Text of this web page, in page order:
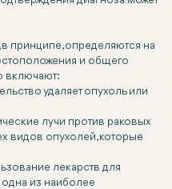
принципе, определяются на
и общего
включают:
удаляет опухоль или
лучи против раковых
видов опухолей, которые
лекарств для
одна из наиболее